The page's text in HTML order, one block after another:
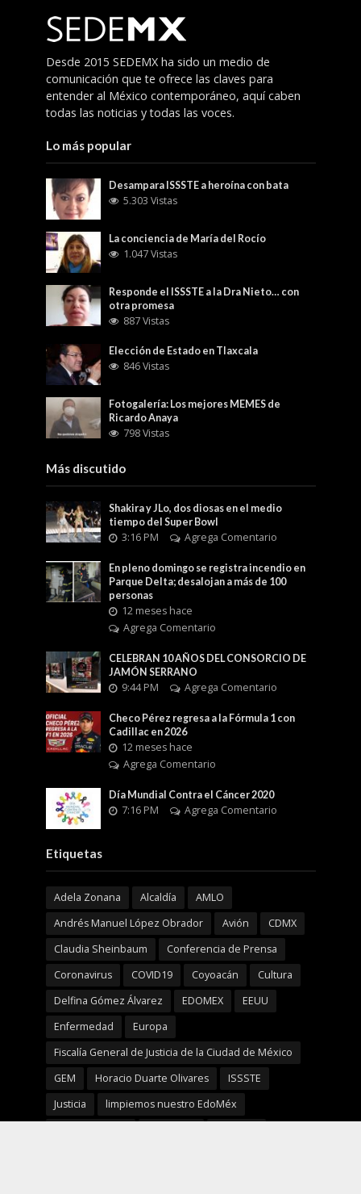
Desde 2015 SEDEMX ha sido un medio de
comunicación que te ofrece las claves para
entender al México contemporáneo, aquí caben
todas las noticias y todas las voces.
Lo más popular
Desampara ISSSTE a heroína con bata
5.303 Vistas
La conciencia de María del Rocío
1.047 Vistas
Responde el ISSSTE a la Dra Nieto… con
otra promesa
887 Vistas
Elección de Estado en Tlaxcala
846 Vistas
Fotogalería: Los mejores MEMES de
Ricardo Anaya
798 Vistas
Más discutido
Shakira y JLo, dos diosas en el medio
tiempo del Super Bowl
3:16 PM Agrega Comentario
En pleno domingo se registra incendio en
Parque Delta; desalojan a más de 100
personas
12 meses hace
Agrega Comentario
CELEBRAN 10 AÑOS DEL CONSORCIO DE
JAMÓN SERRANO
9:44 PM Agrega Comentario
Checo Pérez regresa a la Fórmula 1 con
Cadillac en 2026
12 meses hace
Agrega Comentario
Día Mundial Contra el Cáncer 2020
7:16 PM Agrega Comentario
Etiquetas
Adela Zonana Alcaldía
AMLO
Andrés Manuel López Obrador
Avión
CDMX
Claudia Sheinbaum
Conferencia de Prensa
Coronavirus
COVID19 Coyoacán
Cultura
Delfina Gómez Álvarez
EDOMEX
EEUU
Enfermedad
Europa
Fiscalía General de Justicia de la Ciudad de México
GEM
Horacio Duarte Olivares
ISSSTE
Justicia
limpiemos nuestro EdoMéx